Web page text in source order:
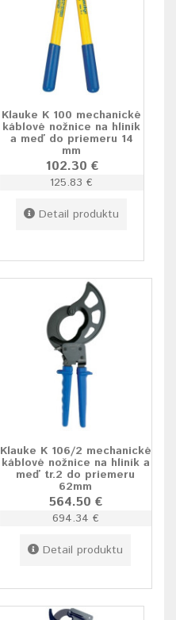
Klauke K 100 mechanické
káblové nožnice na hliník
a meď do priemeru 14
mm
102.30 €
125.83 €
Detail produktu
Klauke K 106/2 mechanické
káblové nožnice na hliník a
meď tr.2 do priemeru
62mm
564.50 €
694.34 €
Detail produktu